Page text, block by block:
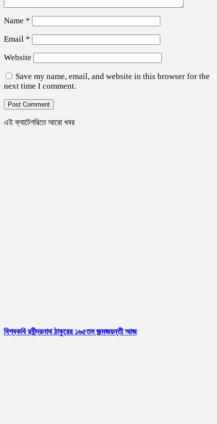
Name *
Email *
Website
Save my name, email, and website in this browser for the
next time I comment.
এই ক্যাটেগরিতে আরো খবর
বিশ্বকবি রবীন্দ্রনাথ ঠাকুরের ১৬৫তম জন্মজয়ন্তী আজ